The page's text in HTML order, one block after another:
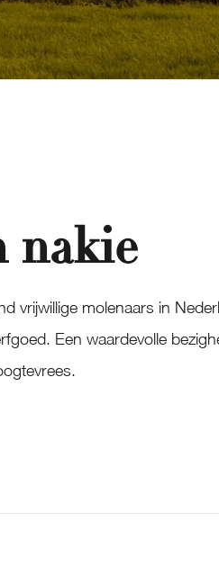
nakie
vrijwillige molenaars in
Een waardevolle